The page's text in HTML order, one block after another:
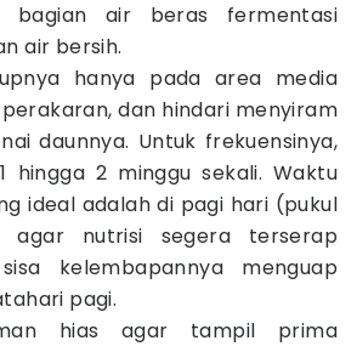
bagian air beras fermentasi
air bersih.
hanya pada area media
dan hindari menyiram
daunnya. Untuk frekuensinya,
hingga 2 minggu sekali. Waktu
ideal adalah di pagi hari (pukul
nutrisi segera terserap
kelembapannya menguap
pagi.
hias agar tampil prima